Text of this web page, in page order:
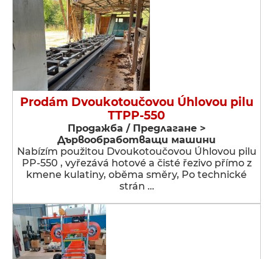
Prodám Dvoukotoučovou Úhlovou pilu
TTPP-550
Продажба / Предлагане >
Дървообработващи машини
Nabízím použitou Dvoukotoučovou Úhlovou pilu
PP-550 , vyřezává hotové a čisté řezivo přímo z
kmene kulatiny, oběma směry, Po technické
strán …